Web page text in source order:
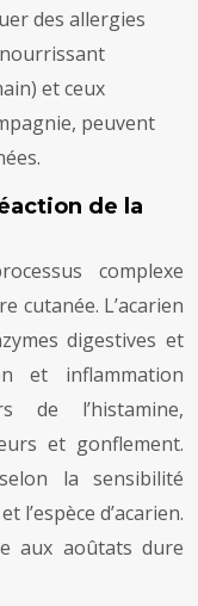
des allergies
nourrissant
et ceux
peuvent
de la
complexe
cutanée. L’acarien
digestives et
et inflammation
de l’histamine,
et gonflement.
la sensibilité
l’espèce d’acarien.
aux aoûtats dure